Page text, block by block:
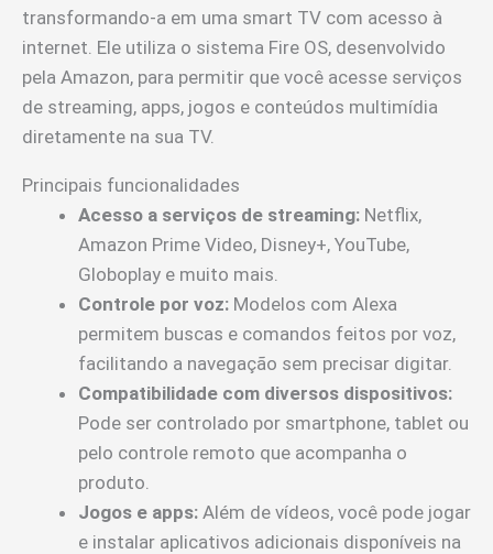
transformando-a em uma smart TV com acesso à
internet. Ele utiliza o sistema Fire OS, desenvolvido
pela Amazon, para permitir que você acesse serviços
de streaming, apps, jogos e conteúdos multimídia
diretamente na sua TV.
Principais funcionalidades
Acesso a serviços de streaming: Netflix,
Amazon Prime Video, Disney+, YouTube,
Globoplay e muito mais.
Controle por voz: Modelos com Alexa
permitem buscas e comandos feitos por voz,
facilitando a navegação sem precisar digitar.
Compatibilidade com diversos dispositivos:
Pode ser controlado por smartphone, tablet ou
pelo controle remoto que acompanha o
produto.
Jogos e apps: Além de vídeos, você pode jogar
e instalar aplicativos adicionais disponíveis na